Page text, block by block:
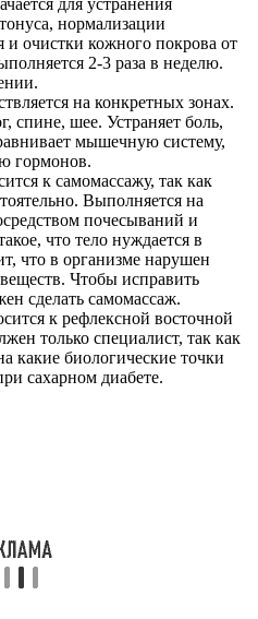
для устранения
нормализации
и очистки кожного покрова от
2-3 раза в неделю.
на конкретных зонах.
спине, шее. Устраняет боль,
мышечную систему,
гормонов.
к самомассажу, так как
Выполняется на
почесываний и
что тело нуждается в
что в организме нарушен
Чтобы исправить
сделать самомассаж.
к рефлексной восточной
только специалист, так как
какие биологические точки
сахарном диабете.